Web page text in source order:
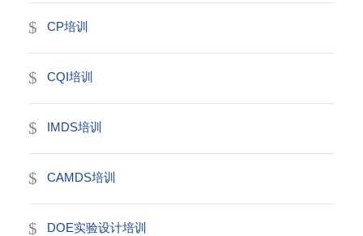
CP培训
CQI培训
IMDS培训
CAMDS培训
DOE实验设计培训